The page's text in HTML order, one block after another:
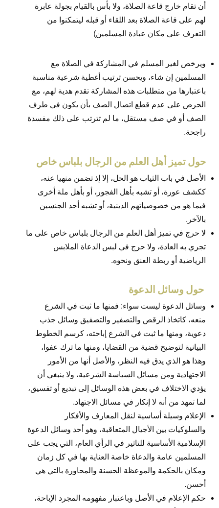
أن تقام خارج قاعة الصلاة، ولا بأس بالقيام بجولة عابرة
لهم على قاعة الصلاة بعد اللقاء أو قبله ليتمكنوا من
التعرف على مكان عبادة المسلمين)
ويرخص لغير المسلم في المشاركة في الصلاة مع
المسلمين إن شاء، ويحسن ترتيب أغطية شرعية مناسبة
باعتبارها من متطلبات هذه المشاركة تقدم هدية لهم، مع
الحرص على عدم قطع اتصال الصف بأن يكون في طرف
الصف أو في صف مستقل، ما لم تترتب على ذلك مفسدة
راجحة.
حول تميز أهل العلم من الرجال بلباس خاص
الأصل في باب الثياب هو الحل، إلا إذ تضمن منهيا عنه،
ككشف عورة، أو تشبه بأهل الفجور، أو بأهل ملة أخرى
فيما هو من خصوصياتهم الدينية، أو تشبه أحد الجنسين
بالآخر.
لا حرج في تميز أهل العلم من الرجال بلباس خاص على ما
تجري به العادة، ولا حرج في لبس الدعاة الملابس
الرياضية أو ربطة العنق ونحوه.
​​ حول وسائل الدعوة
وسائل الدعوة ليست سواء: فمنها ما ثبت في الشرع
منعه، كاتخاذ الرقص والتصفير والتصفيق وسائل جذب
دعوية، ومنها ما ثبت في الشرع إباحته، كرسم الخطوط
البيانية لتوضيح قضية من القضايا، ومنها ما ترك عفوا،
وهذا هو الذي يدق فيه النظر، والأصل أنها من الأمور
الاجتهادية ومن مسائل السياسة الشرعية، ولا ينبغي أن
يؤدي الاختلاف في بعض هذه الوسائل إلى تبديع أو تفسيق،
لما تمهد من أنه لا إنكار في مسائل الاجتهاد.
الإعلام وسيلة أساسية لنقل المعارف والأفكار
والسلوكيات بين الأجيال المتعاقبة، وهو أحد وسائل الدعوة
الإسلامية الأساسية للتاثير في الرأي العام، التي يجب على
المسلمين عامة والدعاة خاصة العناية بها في كل زمان
ومكان بالحكمة والموعظة الحسنة والمحاورة بالتي هي
أحسن.
حكم الإعلام في الأصل وباعتبار مفهومه المجرد الإباحة،